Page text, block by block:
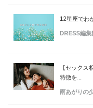
12星座でわ
DRESS編集
【セックス
特徴を...
雨あがりの